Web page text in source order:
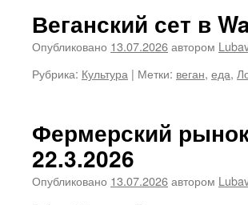
Веганский сет в
Опубликовано 13.07.2026автором
Рубрика: Культура | Метки: веган, еда,
Фермерский
22.3.2026
Опубликовано 13.07.2026автором